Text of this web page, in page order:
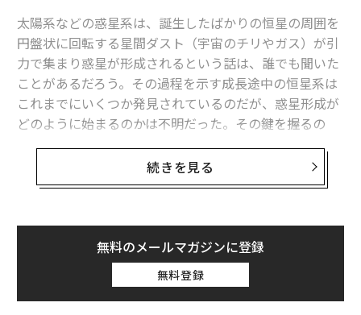
太陽系などの惑星系は、誕生したばかりの恒星の周囲を
円盤状に回転する星間ダスト（宇宙のチリやガス）が引
力で集まり惑星が形成されるという話は、誰でも聞いた
ことがあるだろう。その過程を示す成長途中の恒星系は
これまでにいくつか発見されているのだが、惑星形成が
どのように始まるのかは不明だった。その鍵を握るの
が、惑星形成の痕跡がまだない「のっぺりとした円
盤」。それがようやく見つかり、惑星形成の知られざる
一面が発見された。
「のっぺりとした円盤」は、原始星「おうし座DC星」の
まわりの原始惑星系円盤。以前から知られていた星だ
が、これを茨城大学、東京電機大学、東京工業大学など
が参加する国立天文台の国際研究チームがチリの「アル
マ望遠鏡」で詳しく調べたところ、惑星形成前の状態で
続きを見る
無料のメールマガジンに登録
無料登録